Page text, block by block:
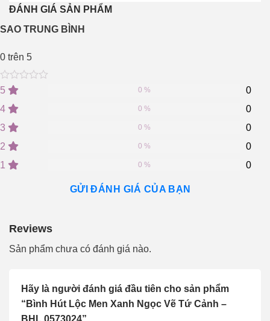
ĐÁNH GIÁ SẢN PHẨM
SAO TRUNG BÌNH
0 trên 5
0
of
5
on
0
ratings
5 0
0 %
4 0
0 %
3 0
0 %
2 0
0 %
1 0
0 %
GỬI ĐÁNH GIÁ CỦA BẠN
Reviews
Sản phẩm chưa có đánh giá nào.
Hãy là người đánh giá đầu tiên cho sản phẩm
“Bình Hút Lộc Men Xanh Ngọc Vẽ Tứ Cảnh –
BHL 0573024”